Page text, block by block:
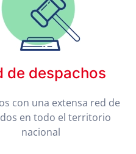
de despachos
con una extensa red de
en todo el territorio
nacional